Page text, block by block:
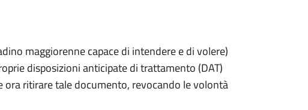
maggiorenne capace di intendere e di volere)
disposizioni anticipate di trattamento (DAT)
ritirare tale documento, revocando le volontà